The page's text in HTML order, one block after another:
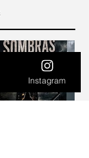
Instagram